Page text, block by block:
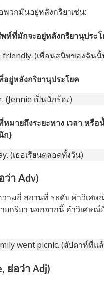
พวกมันอยู่หลังกริยาเช่น:
ท์ที่มักจะอยู่หลังกริยานุประโ
friendly. (เพื่อนสนิทของฉันนั้
อยู่หลังกริยานุประโยค
(Jennie เป็นนักร้อง)
หมายถึงระยะทาง เวลา หรื
ก)
(เธอเรียนตลอดทั้งวัน)
ว่า Adv)
วามถี่ สถานที่ ระดับ คำวิเศ
ยกริยา นอกจากนี้ คำวิเศษ
went picnic. (สัปดาห์ที่
ย่อว่า Adj)